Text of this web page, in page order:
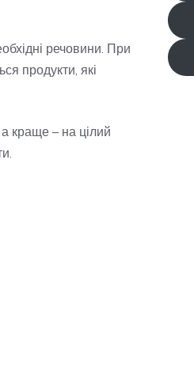
речовини. При
продукти, які
а краще – на цілий